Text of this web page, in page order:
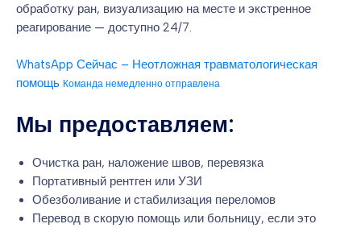
обработку ран, визуализацию на месте и экстренное
реагирование — доступно 24/7.
WhatsApp Сейчас – Неотложная травматологическая
помощь Команда немедленно отправлена
Мы предоставляем:
Очистка ран, наложение швов, перевязка
Портативный рентген или УЗИ
Обезболивание и стабилизация переломов
Перевод в скорую помощь или больницу, если это